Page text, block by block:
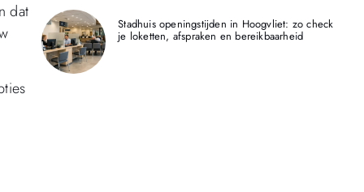
dat
Stadhuis openingstijden in Hoogvliet: zo check
je loketten, afspraken en bereikbaarheid